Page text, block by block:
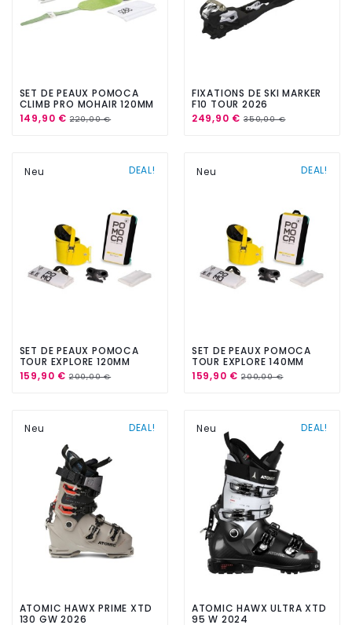
SET DE PEAUX POMOCA
CLIMB PRO MOHAIR 120MM
149,90 €220,00 €
FIXATIONS DE SKI MARKER
F10 TOUR 2026
249,90 €350,00 €
DEAL!
Neu
SET DE PEAUX POMOCA
TOUR EXPLORE 120MM
159,90 €200,00 €
DEAL!
Neu
SET DE PEAUX POMOCA
TOUR EXPLORE 140MM
159,90 €200,00 €
DEAL!
Neu
ATOMIC HAWX PRIME XTD
130 GW 2026
DEAL!
Neu
ATOMIC HAWX ULTRA XTD
95 W 2024